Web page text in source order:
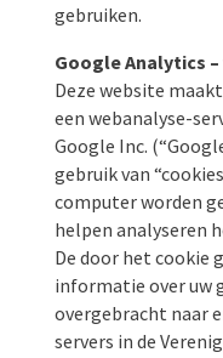
gebruiken.
Google Analytics
Deze website
een webanalyse-
Google Inc.
gebruik van
computer worden
helpen analyseren
De door het cookie
informatie over uw
overgebracht naar
servers in de